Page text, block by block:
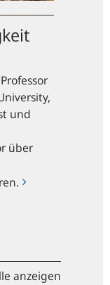
Professor
und
über
anzeigen